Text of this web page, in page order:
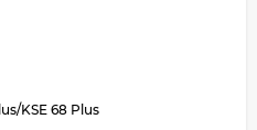
KSE 68 Plus